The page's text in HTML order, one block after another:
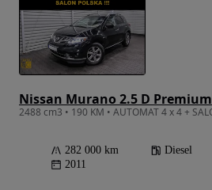
Nissan Murano 2.5 D Premium
282 000 km Diesel
2011